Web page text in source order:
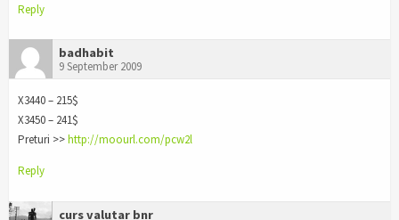
Reply
badhabit
9 September 2009
X3440 – 215$
X3450 – 241$
Preturi >>http://moourl.com/pcw2l
Reply
curs valutar bnr